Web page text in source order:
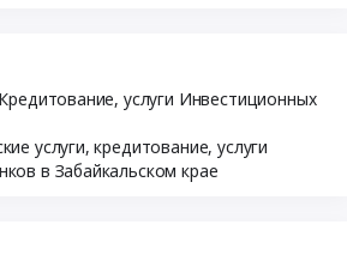
услуги Инвестиционных
услуги, кредитование, услуги
в Забайкальском крае